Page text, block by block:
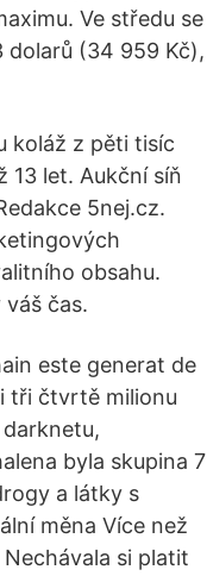
Ve středu se
dolarů (34 959 Kč),
koláž z pěti tisíc
13 let. Aukční síň
5nej.cz.
obsahu.
čas.
este generat de
tři čtvrtě milionu
byla skupina 7
a látky s
měna Více než
si platit